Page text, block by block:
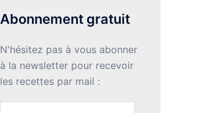
Abonnement gratuit
N'hésitez pas à vous abonner
à la newsletter pour recevoir
les recettes par mail :